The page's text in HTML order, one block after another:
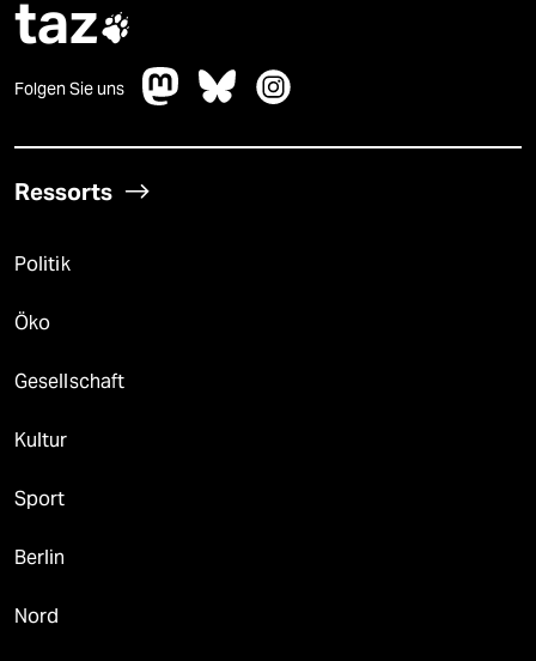
taz
Folgen Sie uns
Ressorts
Politik
Öko
Gesellschaft
Kultur
Sport
Berlin
Nord